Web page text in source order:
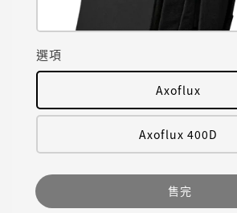
選項
Axoflux
Axoflux 400D
售完